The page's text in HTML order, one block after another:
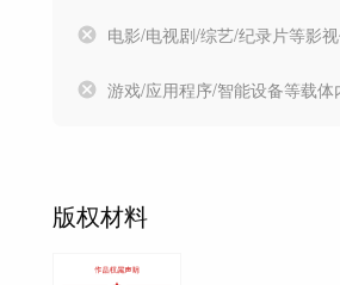
电影/电视剧/综艺/纪录片等影
游戏/应用程序/智能设备等载体
版权材料